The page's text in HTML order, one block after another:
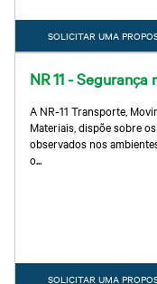
SOLICITAR UMA
NR 11 -
A NR-11 Transporte,
Materiais, dispõe sobre
observados nos
o...
SOLICITAR UMA